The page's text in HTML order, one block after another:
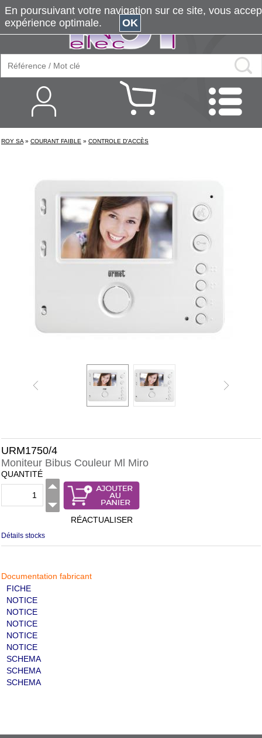
ROY SA » COURANT FAIBLE » CONTROLE D'ACCÈS
URM1750/4
Moniteur Bibus Couleur Ml Miro
QUANTITÉ
RÉACTUALISER
Détails stocks
Documentation fabricant
FICHE
NOTICE
NOTICE
NOTICE
NOTICE
NOTICE
SCHEMA
SCHEMA
SCHEMA
En poursuivant votre navigation sur ce site, vous
expérience optimale.
OK